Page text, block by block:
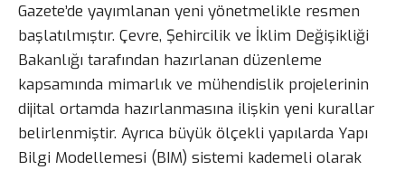
Gazete’de yayımlanan yeni yönetmelikle resmen
başlatılmıştır. Çevre, Şehircilik ve İklim Değişikliği
Bakanlığı tarafından hazırlanan düzenleme
kapsamında mimarlık ve mühendislik projelerinin
dijital ortamda hazırlanmasına ilişkin yeni kurallar
belirlenmiştir. Ayrıca büyük ölçekli yapılarda Yapı
Bilgi Modellemesi (BIM) sistemi kademeli olarak